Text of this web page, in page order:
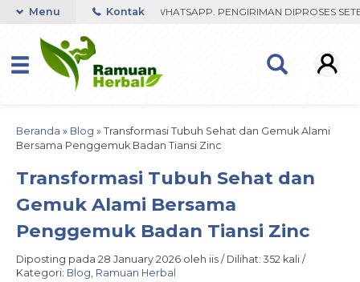
FAST RESPON ORDER VIA WHATSAPP. PENGIRIMAN DIPROSES
Menu Kontak
Beranda » Blog » Transformasi Tubuh Sehat dan Gemuk Alami
Bersama Penggemuk Badan Tiansi Zinc
Transformasi Tubuh Sehat dan
Gemuk Alami Bersama
Penggemuk Badan Tiansi Zinc
Diposting pada 28 January 2026 oleh iis / Dilihat: 352 kali /
Kategori: Blog, Ramuan Herbal